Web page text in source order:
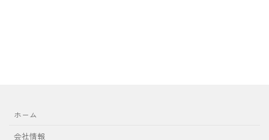
ホーム
会社情報